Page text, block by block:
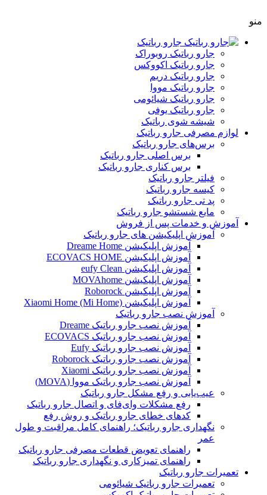
منو
جارو رباتیک
جارو رباتیک روبوراک
جارو رباتیک اکووکس
جارو رباتیک دریم
جارو رباتیک مووا
جارو رباتیک شیائومی
جارو رباتیک یوفی
شیشه شوی رباتیک
لوازم مصرفی جارو رباتیک
برس‌های جارو رباتیک
برس‌ اصلی جارو رباتیک
برس کناری جارو رباتیک
فیلتر جارو رباتیک
کیسه جارو رباتیک
پد تی جارو رباتیک
مایع شستشو جارو رباتیک
آموزش و خدمات پس از فروش
آموزش اپلیکیشن های جارو رباتیک
آموزش اپلیکیشن Dreame Home
آموزش اپلیکیشن ECOVACS HOME
آموزش اپلیکیشن eufy Clean
آموزش اپلیکیشن MOVAhome
آموزش اپلیکیشن Roborock
آموزش اپلیکیشن Xiaomi Home (Mi Home)
آموزش نصب جارو رباتیک
آموزش نصب جارو رباتیک Dreame
آموزش نصب جارو رباتیک ECOVACS
آموزش نصب جارو رباتیک Eufy
آموزش نصب جارو رباتیک Roborock
آموزش نصب جارو رباتیک Xiaomi
آموزش نصب جارو رباتیک مووا (MOVA)
عیب‌یابی و رفع مشکل جارو رباتیک
رفع مشکلات وای‌فای و اتصال جارو رباتیک
کدهای خطای جارو رباتیک و روش رفع
نگهداری جارو رباتیک؛ راهنمای کامل مراقبت و طول
عمر
راهنمای تعویض قطعات مصرفی جارو رباتیک
راهنمای تمیزکاری و نگهداری جارو رباتیک
تعمیرات جارو رباتیک
تعمیرات جارو رباتیک شیائومی